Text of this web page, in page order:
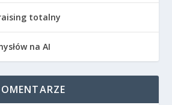
totalny
na AI